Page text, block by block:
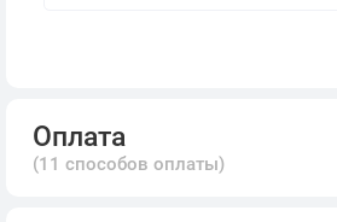
Оплата
(11 способов оплаты)